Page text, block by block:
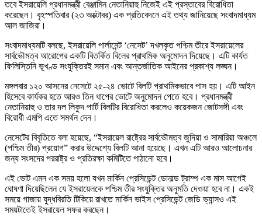
তবে ইসরায়েলি প্রধানমন্ত্রী বেঞ্জামিন নেতানিয়াহু নিজেই এই প্রস্তাবের বিরোধিতা
করেছেন। বৃহস্পতিবার (২৩ অক্টোবর) এক প্রতিবেদনে এই তথ্য জানিয়েছে সংবাদমাধ্যম
আল জাজিরা।
সংবাদমাধ্যমটি বলছে, ইসরায়েলি পার্লামেন্ট ‘নেসেট’ দখলকৃত পশ্চিম তীরে ইসরায়েলের
সার্বভৌমত্ব আরোপের একটি বিতর্কিত বিলের প্রাথমিক অনুমোদন দিয়েছে। এটি কার্যত
ফিলিস্তিনি ভূখণ্ড সংযুক্তিরই সমান এবং আন্তর্জাতিক আইনের প্রকাশ্য লঙ্ঘন।
মঙ্গলবার ১২০ আসনের নেসেটে ২৫-২৪ ভোটে বিলটি প্রাথমিকভাবে পাস হয়। এটি আইন
হিসেবে কার্যকর হতে আরও তিন ধাপের ভোটে অনুমোদন পেতে হবে। প্রধানমন্ত্রী
নেতানিয়াহু ও তার দল লিকুদ পার্টি বিলটির বিরোধিতা করলেও কয়েকজন জোটসঙ্গী এবং
বিরোধী এমপি এতে সমর্থন দেন।
নেসেটের বিবৃতিতে বলা হয়েছে, “ইসরায়েল রাষ্ট্রের সার্বভৌমত্ব জুদিয়া ও সামারিয়া অঞ্চলে
(পশ্চিম তীর) প্রয়োগ” করার উদ্দেশ্যে বিলটি আনা হয়েছে। এখন এটি আরও আলোচনার
জন্য সংসদের পররাষ্ট্র ও প্রতিরক্ষা কমিটিতে পাঠানো হবে।
এই ভোট এমন এক সময় হলো যখন মার্কিন প্রেসিডেন্ট ডোনাল্ড ট্রাম্প এক মাস আগেই
ঘোষণা দিয়েছিলেন যে ইসরায়েলকে পশ্চিম তীর সংযুক্তির অনুমতি দেওয়া হবে না। একই
সময়ে গাজায় যুদ্ধবিরতি টিকিয়ে রাখতে মার্কিন ভাইস প্রেসিডেন্ট জেডি ভ্যান্সও এই
সময়টাতেই ইসরায়েল সফর করছেন।